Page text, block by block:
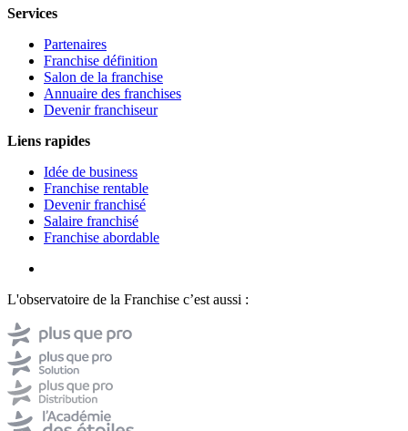
Services
Partenaires
Franchise définition
Salon de la franchise
Annuaire des franchises
Devenir franchiseur
Liens rapides
Idée de business
Franchise rentable
Devenir franchisé
Salaire franchisé
Franchise abordable
L'observatoire de la Franchise c’est aussi :